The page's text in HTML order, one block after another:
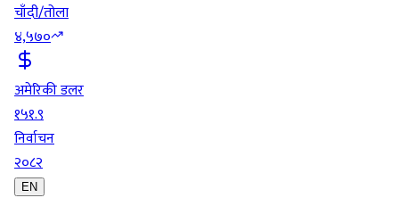
चाँदी/तोला
४,५७०
अमेरिकी डलर
१५१.९
निर्वाचन
२०८२
EN